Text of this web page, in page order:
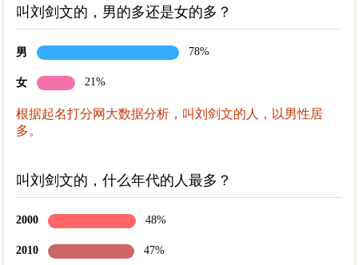
叫刘剑文的，男的多还是女的多？
男 78%
女 21%
根据起名打分网大数据分析，叫刘剑文的人，以男性居
多。
叫刘剑文的，什么年代的人最多？
2000 48%
2010 47%